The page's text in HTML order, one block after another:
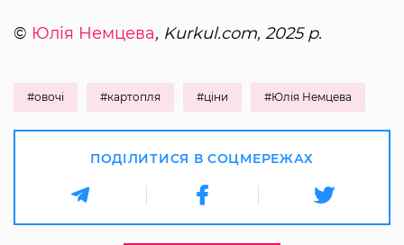
© Юлія Немцева, Kurkul.com, 2025 р.
#овочі #картопля #ціни #Юлія Немцева
ПОДІЛИТИСЯ В СОЦМЕРЕЖАХ